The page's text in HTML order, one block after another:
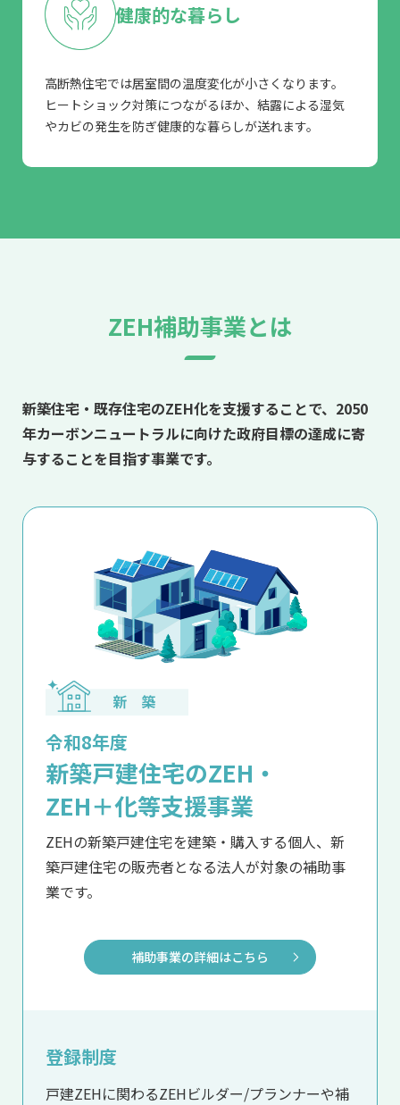
健康的な暮らし
高断熱住宅では居室間の温度変化が小さくなります。
ヒートショック対策につながるほか、結露による湿気
やカビの発生を防ぎ健康的な暮らしが送れます。
ZEH補助事業とは
新築住宅・既存住宅のZEH化を支援することで、 2050
年カーボンニュートラルに向けた政府目標の達成に寄
与することを目指す事業です。
令和8年度
新築戸建住宅のZEH・
ZEH＋化等支援事業
ZEHの新築戸建住宅を建築・購入する個人、 新
築戸建住宅の販売者となる法人が対象の補助事
業です。
補助事業の詳細はこちら
登録制度
戸建ZEHに関わるZEHビルダー/プランナーや補